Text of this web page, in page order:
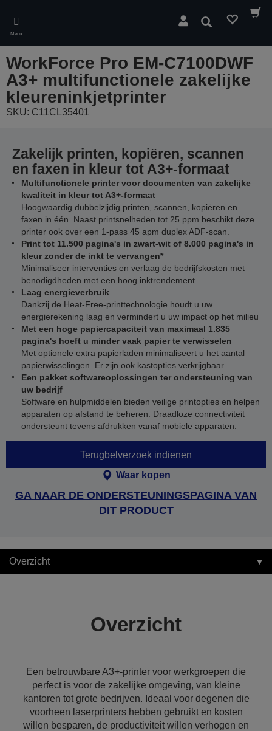
main
content
Menu
Zoeken
WorkForce Pro EM-C7100DWF
A3+ multifunctionele zakelijke
kleureninkjetprinter
SKU: C11CL35401
Zakelijk printen, kopiëren, scannen
en faxen in kleur tot A3+-formaat
Multifunctionele printer voor documenten van zakelijke
kwaliteit in kleur tot A3+-formaat
Hoogwaardig dubbelzijdig printen, scannen, kopiëren en
faxen in één. Naast printsnelheden tot 25 ppm beschikt deze
printer ook over een 1-pass 45 apm duplex ADF-scan.
Print tot 11.500 pagina's in zwart-wit of 8.000 pagina's in
kleur zonder de inkt te vervangen*
Minimaliseer interventies en verlaag de bedrijfskosten met
benodigdheden met een hoog inktrendement
Laag energieverbruik
Dankzij de Heat-Free-printtechnologie houdt u uw
energierekening laag en vermindert u uw impact op het milieu
Met een hoge papiercapaciteit van maximaal 1.835
pagina's hoeft u minder vaak papier te verwisselen
Met optionele extra papierladen minimaliseert u het aantal
papierwisselingen. Er zijn ook kastopties verkrijgbaar.
Een pakket softwareoplossingen ter ondersteuning van
uw bedrijf
Software en hulpmiddelen bieden veilige printopties en helpen
apparaten op afstand te beheren. Draadloze connectiviteit
ondersteunt tevens afdrukken vanaf mobiele apparaten.
Terugbelverzoek indienen
Waar kopen
GA NAAR DE ONDERSTEUNINGSPAGINA VAN
DIT PRODUCT
Overzicht
Overzicht
Een betrouwbare A3+-printer voor werkgroepen die
perfect is voor de zakelijke omgeving, van kleine
kantoren tot grote bedrijven. Ideaal voor degenen die
voorheen laserprinters hebben gebruikt en kosten
willen besparen, de productiviteit willen verhogen en